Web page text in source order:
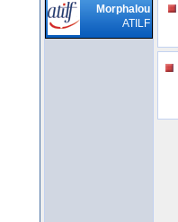
Morphalou
ATILF